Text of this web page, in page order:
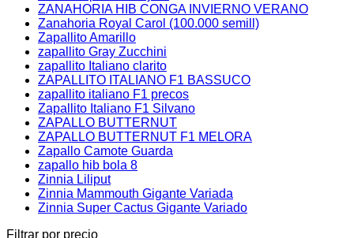
ZANAHORIA HIB CONGA INVIERNO VERANO
Zanahoria Royal Carol (100.000 semill)
Zapallito Amarillo
zapallito Gray Zucchini
zapallito Italiano clarito
ZAPALLITO ITALIANO F1 BASSUCO
zapallito italiano F1 precos
Zapallito Italiano F1 Silvano
ZAPALLO BUTTERNUT
ZAPALLO BUTTERNUT F1 MELORA
Zapallo Camote Guarda
zapallo hib bola 8
Zinnia Liliput
Zinnia Mammouth Gigante Variada
Zinnia Super Cactus Gigante Variado
Filtrar por precio